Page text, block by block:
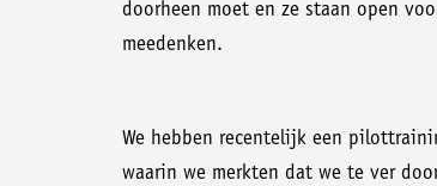
doorheen moet en ze staan open
meedenken.
We hebben recentelijk een
waarin we merkten dat we te ver